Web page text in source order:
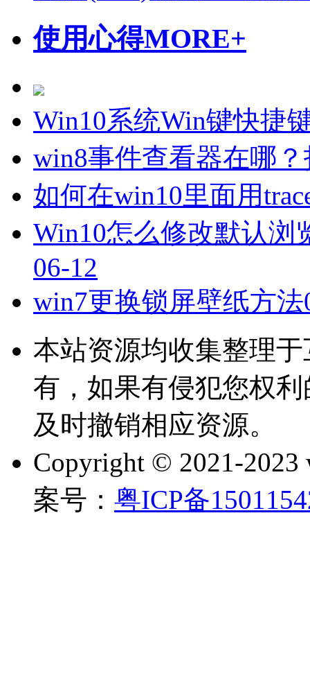
使用心得MORE+
Win10系统Win键快捷
win8事件查看器在哪
如何在win10里面用
Win10怎么修改默认浏
06-12
win7更换锁屏壁纸方法
本站资源均收集整理
有，如果有侵犯您权
及时撤销相应资源。
Copyright © 2021-2023
案号： 粤ICP备